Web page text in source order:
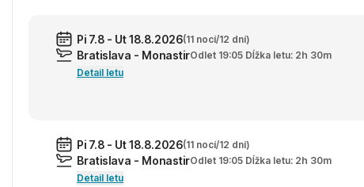
Pi 7.8 - Ut 18.8.2026(11 nocí/12 dní)
Bratislava - MonastirOdlet 19:05 Dĺžka letu: 2h 30m
Detail letu
Pi 7.8 - Ut 18.8.2026(11 nocí/12 dní)
Bratislava - MonastirOdlet 19:05 Dĺžka letu: 2h 30m
Detail letu